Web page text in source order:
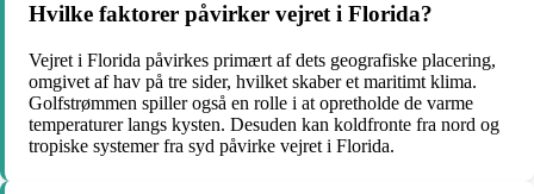
Hvilke faktorer påvirker vejret i Florida?
Vejret i Florida påvirkes primært af dets geografiske placering,
omgivet af hav på tre sider, hvilket skaber et maritimt klima.
Golfstrømmen spiller også en rolle i at opretholde de varme
temperaturer langs kysten. Desuden kan koldfronte fra nord og
tropiske systemer fra syd påvirke vejret i Florida.